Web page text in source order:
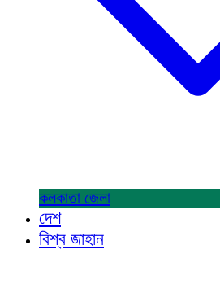
কলকাতা জেলা
দেশ
বিশ্ব জাহান